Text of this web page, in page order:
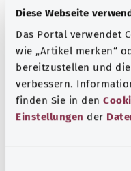
Diese Webseite
Das Portal verwendet
wie „Artikel merken“
bereitzustellen und
verbessern.
finden Sie in den
Einstellungen der